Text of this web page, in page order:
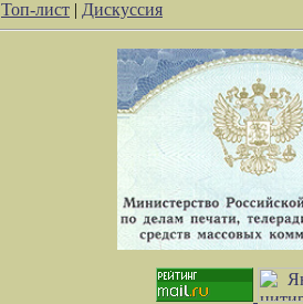
Топ-лист | Дискуссия